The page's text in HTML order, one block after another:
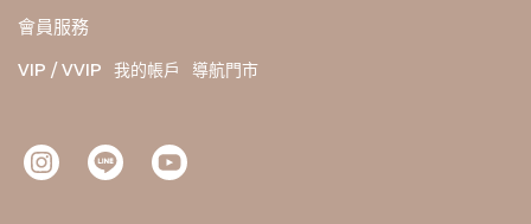
會員服務
VIP / VVIP 我的帳戶 導航門市